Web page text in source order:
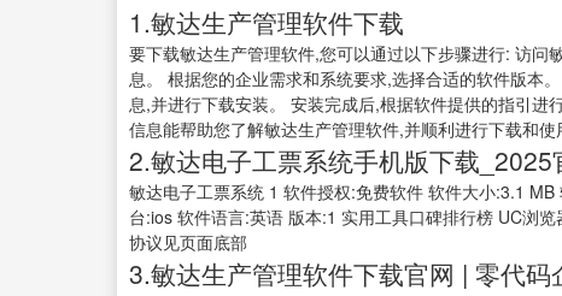
1.敏达生产管理软件下载
要下载敏达生产管理软件,您可以通过以下步骤进行: 访
息。 根据您的企业需求和系统要求,选择合适的软件版本
息,并进行下载安装。 安装完成后,根据软件提供的指引
信息能帮助您了解敏达生产管理软件,并顺利进行下载和
2.敏达电子工票系统手机版下载_2025
敏达电子工票系统 1 软件授权:免费软件 软件大小:3.1
台:ios 软件语言:英语 版本:1 实用工具口碑排行榜 UC浏
协议见页面底部
3.敏达生产管理软件下载官网 | 零代码